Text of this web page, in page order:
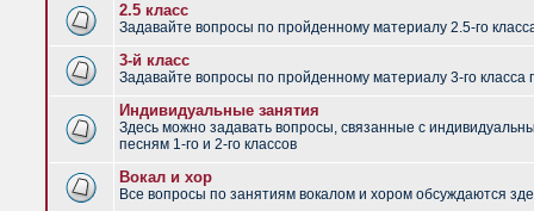
2.5 класс
Задавайте вопросы по пройденному материалу 2.5-го
3-й класс
Задавайте вопросы по пройденному материалу 3-го класса
Индивидуальные занятия
Здесь можно задавать вопросы, связанные с
песням 1-го и 2-го классов
Вокал и хор
Все вопросы по занятиям вокалом и хором обсуждаются